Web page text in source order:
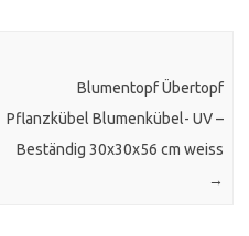
Blumentopf Übertopf
Pflanzkübel Blumenkübel- UV –
Beständig 30x30x56 cm weiss
→